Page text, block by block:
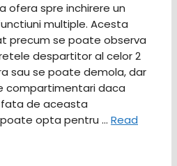
ofera spre inchirere un
multiple. Acesta
precum se poate observa
despartitor al celor 2
sau se poate demola, dar
compartimentari daca
fata de aceasta
opta pentru … Read